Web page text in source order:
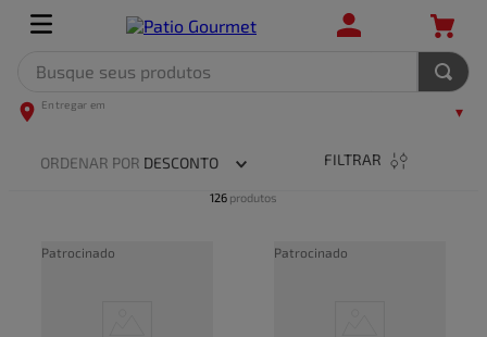
TERMOS MAIS BUSCADOS
4º
arroz
ORDENAR POR DESCONTO FILTRAR
126 produtos
Patrocinado Patrocinado